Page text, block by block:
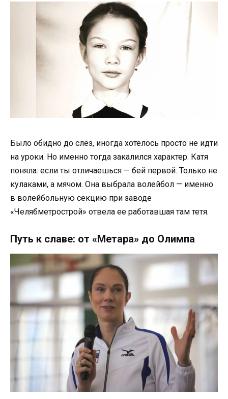
Было обидно до слёз, иногда хотелось просто не идти
на уроки. Но именно тогда закалился характер. Катя
поняла: если ты отличаешься — бей первой. Только не
кулаками, а мячом. Она выбрала волейбол — именно
в волейбольную секцию при заводе
«Челябметрострой» отвела ее работавшая там тетя.
Путь к славе: от «Метара» до Олимпа